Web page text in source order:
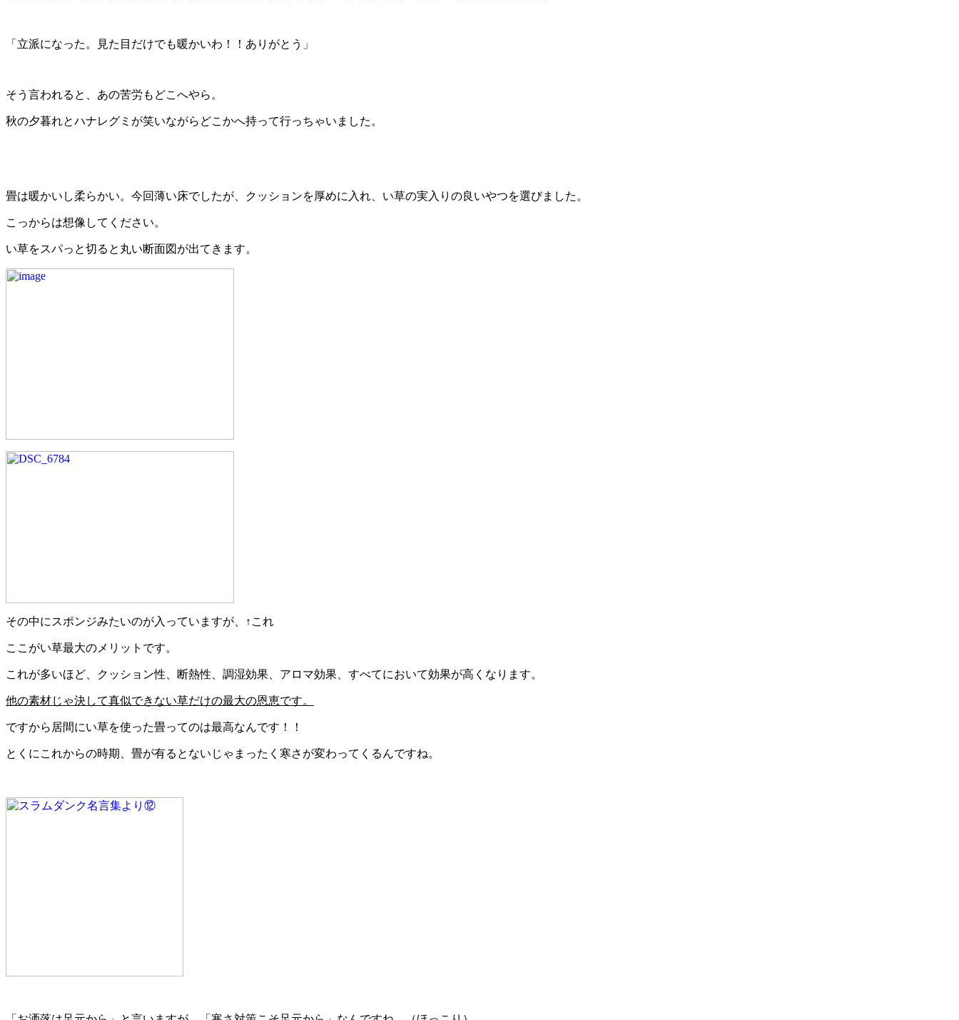
「立派になった。見た目だけでも暖かいわ！！ありがとう」
そう言われると、あの苦労もどこへやら。
秋の夕暮れとハナレグミが笑いながらどこかへ持って行っちゃいました。
畳は暖かいし柔らかい。今回薄い床でしたが、クッションを厚めに入れ、い草の実入りの良いやつを選びました。
こっからは想像してください。
い草をスパっと切ると丸い断面図が出てきます。
その中にスポンジみたいのが入っていますが、↑これ
ここがい草最大のメリットです。
これが多いほど、クッション性、断熱性、調湿効果、アロマ効果、すべてにおいて効果が高くなります。
他の素材じゃ決して真似できない草だけの最大の恩恵です。
ですから居間にい草を使った畳ってのは最高なんです！！
とくにこれからの時期、畳が有るとないじゃまったく寒さが変わってくるんですね。